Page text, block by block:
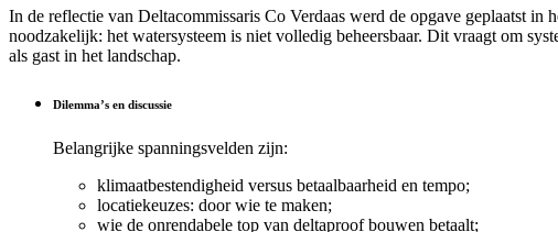
In de reflectie van Deltacommissaris Co Verdaas werd de opgave geplaatst in
noodzakelijk: het watersysteem is niet volledig beheersbaar. Dit vraagt om
als gast in het landschap.
Dilemma’s en discussie
Belangrijke spanningsvelden zijn:
klimaatbestendigheid versus betaalbaarheid en tempo;
locatiekeuzes: door wie te maken;
wie de onrendabele top van deltaproof bouwen betaalt;